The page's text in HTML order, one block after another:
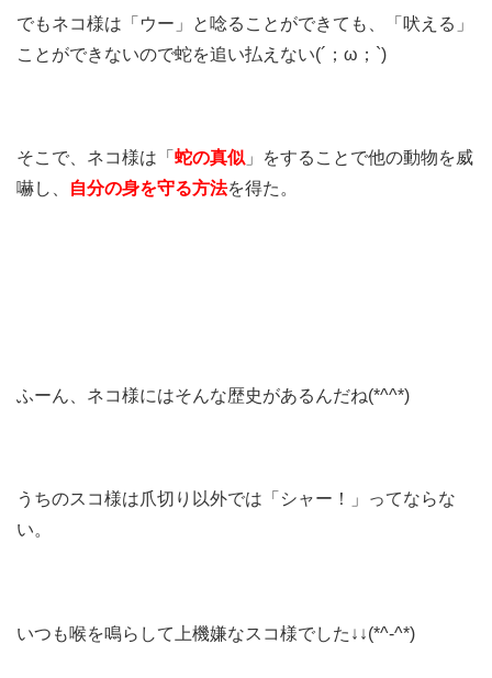
でもネコ様は「ウー」と唸ることができても、「吠える」
ことができないので蛇を追い払えない(´；ω；`)
そこで、ネコ様は「 蛇の真似 」をすることで他の動物を威
嚇し、
自分の身を守る方法を得た。
ふーん、ネコ様にはそんな歴史があるんだね(*^^*)
うちのスコ様は爪切り以外では「シャー！」ってならな
い。
いつも喉を鳴らして上機嫌なスコ様でした↓↓(*^-^*)